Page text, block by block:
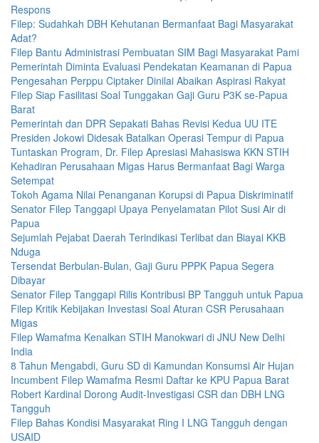
Respons
Filep: Sudahkah DBH Kehutanan Bermanfaat Bagi Masyarakat
Adat?
Filep Bantu Administrasi Pembuatan SIM Bagi Masyarakat Pami
Pemerintah Diminta Evaluasi Pendekatan Keamanan di Papua
Pengesahan Perppu Ciptaker Dinilai Abaikan Aspirasi Rakyat
Filep Siap Fasilitasi Soal Tunggakan Gaji Guru P3K se-Papua
Barat
Pemerintah dan DPR Sepakati Bahas Revisi Kedua UU ITE
Presiden Jokowi Didesak Batalkan Operasi Tempur di Papua
Tuntaskan Program, Dr. Filep Apresiasi Mahasiswa KKN STIH
Kehadiran Perusahaan Migas Harus Bermanfaat Bagi Warga
Setempat
Tokoh Agama Nilai Penanganan Korupsi di Papua Diskriminatif
Senator Filep Tanggapi Upaya Penyelamatan Pilot Susi Air di
Papua
Sejumlah Pejabat Daerah Terindikasi Terlibat dan Biayai KKB
Nduga
Tersendat Berbulan-Bulan, Gaji Guru PPPK Papua Segera
Dibayar
Senator Filep Tanggapi Rilis Kontribusi BP Tangguh untuk Papua
Filep Kritik Kebijakan Investasi Soal Aturan CSR Perusahaan
Migas
Filep Wamafma Kenalkan STIH Manokwari di JNU New Delhi
India
8 Tahun Mengabdi, Guru SD di Kamundan Konsumsi Air Hujan
Incumbent Filep Wamafma Resmi Daftar ke KPU Papua Barat
Robert Kardinal Dorong Audit-Investigasi CSR dan DBH LNG
Tangguh
Filep Bahas Kondisi Masyarakat Ring I LNG Tangguh dengan
USAID